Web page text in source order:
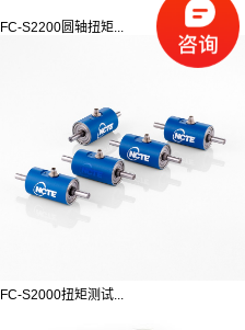
FC-S2200圆轴扭矩...
FC-S2000扭矩测试...